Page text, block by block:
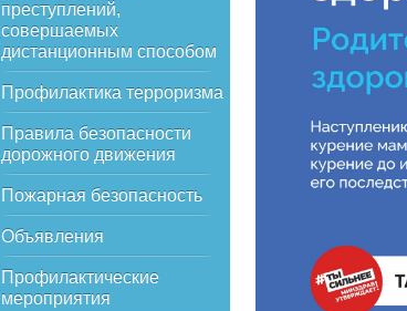
преступлений,
совершаемых
дистанционным способом
Профилактика терроризма
Правила безопасности
дорожного движения
Пожарная безопасность
Объявления
Профилактические
мероприятия